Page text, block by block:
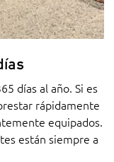
días al año. Si es
rápidamente
equipados.
están siempre a